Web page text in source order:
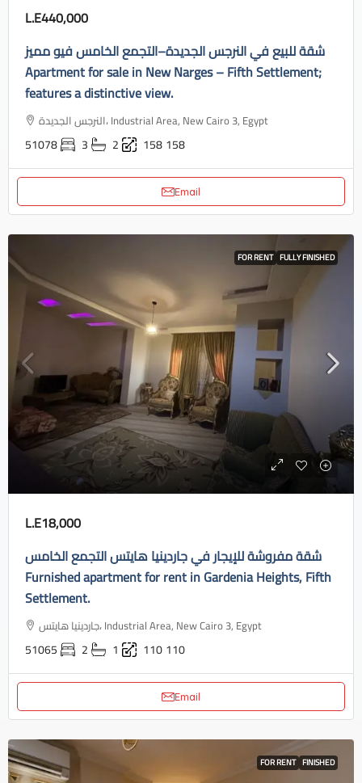
L.E440,000
شقة للبيع في النرجس الجديدة–التجمع الخامس فيو مميز
Apartment for sale in New Narges – Fifth Settlement;
features a distinctive view.
النرجس الجديدة، Industrial Area, New Cairo 3, Egypt
51078 3 2 158158
Email
FOR RENT FULLY FINISHED
L.E18,000
شقة مفروشة للإيجار في جاردينيا هايتس التجمع الخامس
Furnished apartment for rent in Gardenia Heights, Fifth
Settlement.
جاردينيا هايتس، Industrial Area, New Cairo 3, Egypt
51065 2 1 110110
Email
FOR RENT FINISHED